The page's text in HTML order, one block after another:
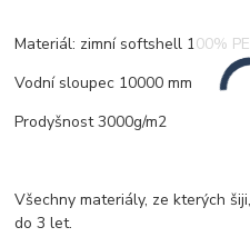
Materiál: zimní softshell 100%
Vodní sloupec 10000 mm
Prodyšnost 3000g/m2
Všechny materiály, ze kterých
do 3 let.